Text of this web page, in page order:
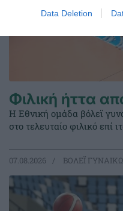
Data Deletion
Φιλική ήττα
Η Εθνική ομάδα βόλεϊ
στο τελευταίο φιλικό επί
07.08.2026 ΒΟΛΕΪ